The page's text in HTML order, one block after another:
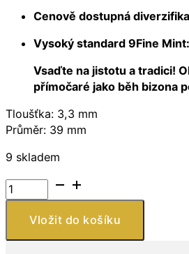
Cenově dostupná
Vysoký standard 9Fine Mint:
Vsaďte na jistotu a tradici!
přímočaré jako běh bizona
Tloušťka: 3,3 mm
Průměr: 39 mm
9 skladem
9Fine
Mint
MěděnáVložit do košíku